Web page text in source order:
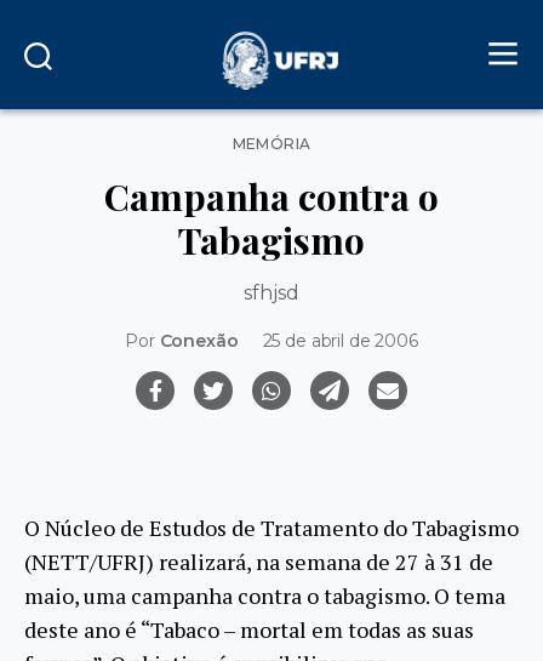
Categorias
MEMÓRIA
Campanha contra o
Tabagismo
sfhjsd
Por Conexão 25 de abril de 2006
O Núcleo de Estudos de Tratamento do Tabagismo
(NETT/UFRJ) realizará, na semana de 27 à 31 de
maio, uma campanha contra o tabagismo. O tema
deste ano é “Tabaco – mortal em todas as suas